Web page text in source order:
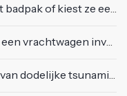
ze eerder voor een bikini?
vrachtwagen invoegen
tsunami uit 2004